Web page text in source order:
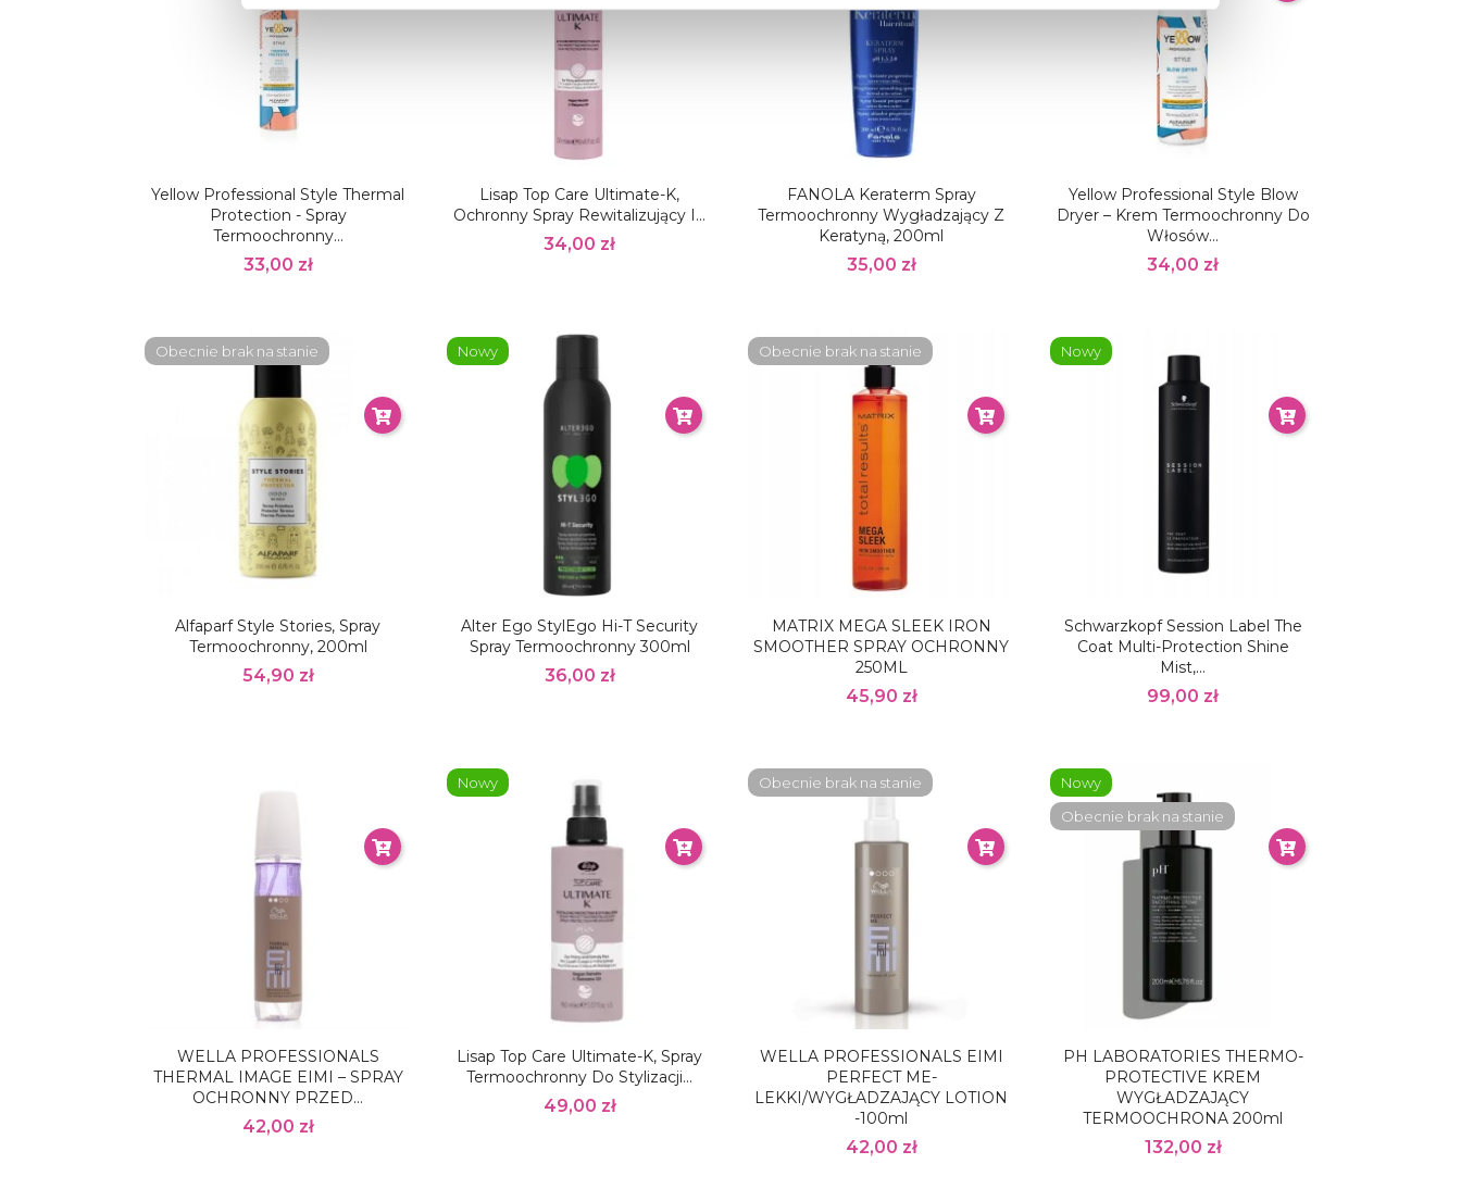
Yellow Professional Style Thermal
Protection - Spray
Termoochronny...
33,00 zł
Lisap Top Care Ultimate-K,
Ochronny Spray Rewitalizujący I...
34,00 zł
FANOLA Keraterm Spray
Termoochronny Wygładzający Z
Keratyną, 200ml
35,00 zł
Yellow Professional Style Blow
Dryer – Krem Termoochronny Do
Włosów...
34,00 zł
Alfaparf Style Stories, Spray
Termoochronny, 200ml
54,90 zł
Obecnie brak na stanie
Alter Ego StylEgo Hi-T Security
Spray Termoochronny 300ml
36,00 zł
Nowy
MATRIX MEGA SLEEK IRON
SMOOTHER SPRAY OCHRONNY
250ML
45,90 zł
Obecnie brak na stanie
Schwarzkopf Session Label The
Coat Multi-Protection Shine
Mist,...
99,00 zł
Nowy
WELLA PROFESSIONALS
THERMAL IMAGE EIMI – SPRAY
OCHRONNY PRZED...
42,00 zł
Lisap Top Care Ultimate-K, Spray
Termoochronny Do Stylizacji...
49,00 zł
Nowy
WELLA PROFESSIONALS EIMI
PERFECT ME-
LEKKI/WYGŁADZAJĄCY LOTION
-100ml
42,00 zł
Obecnie brak na stanie
PH LABORATORIES THERMO-
PROTECTIVE KREM
WYGŁADZAJĄCY
TERMOOCHRONA 200ml
132,00 zł
Nowy
Obecnie brak na stanie